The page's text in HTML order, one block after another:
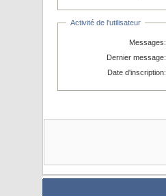
Activité de l'utilisateur
Messages:
Dernier message:
Date d'inscription: